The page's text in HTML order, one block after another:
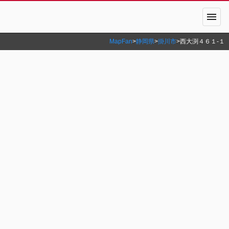
menu
MapFan>静岡県>掛川市>西大渕４６１‐１